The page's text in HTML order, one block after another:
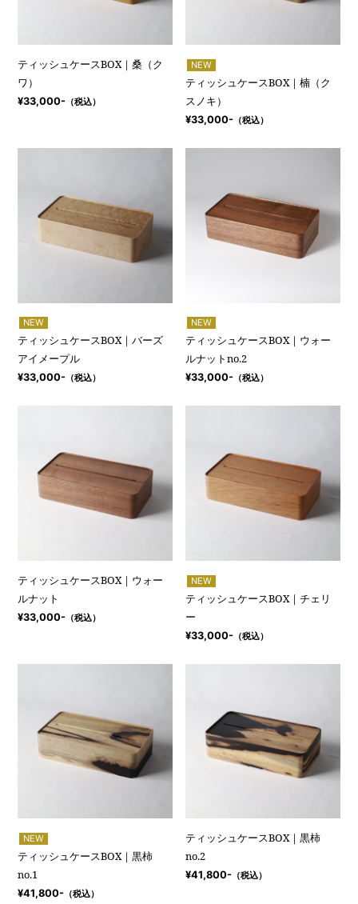
ティッシュケースBOX｜桑（ク
ワ）
¥33,000- （税込）
NEW
ティッシュケースBOX｜楠（ク
スノキ）
¥33,000- （税込）
NEW
ティッシュケースBOX｜バーズ
アイメープル
¥33,000- （税込）
NEW
ティッシュケースBOX｜ウォー
ルナットno.2
¥33,000- （税込）
ティッシュケースBOX｜ウォー
ルナット
¥33,000- （税込）
NEW
ティッシュケースBOX｜チェリ
ー
¥33,000- （税込）
NEW
ティッシュケースBOX｜黒柿
no.1
¥41,800- （税込）
ティッシュケースBOX｜黒柿
no.2
¥41,800- （税込）